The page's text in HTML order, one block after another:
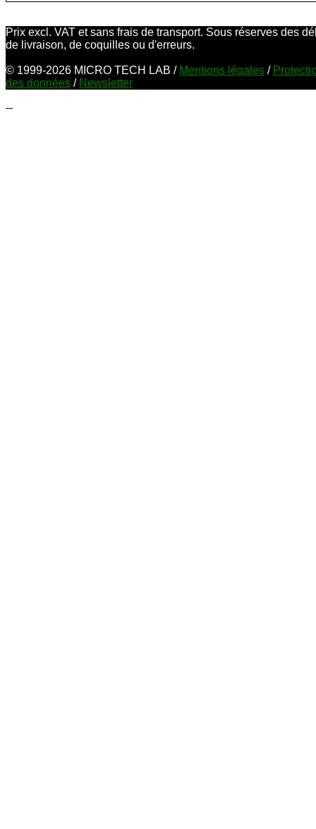
Prix excl. VAT et sans frais de transport. Sous réserves des
de livraison, de coquilles ou d'erreurs.
© 1999-2026 MICRO TECH LAB / Mentions légales /
des données / Newsletter
--